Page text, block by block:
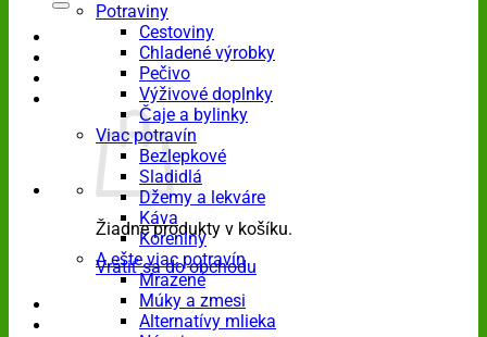
Žiadne produkty v košíku.
Vrátiť sa do obchodu
Potraviny
Cestoviny
Chladené výrobky
Pečivo
Výživové doplnky
Čaje a bylinky
Viac potravín
Bezlepkové
Sladidlá
Džemy a lekváre
Káva
Koreniny
A ešte viac potravín
Mrazené
Múky a zmesi
Alternatívy mlieka